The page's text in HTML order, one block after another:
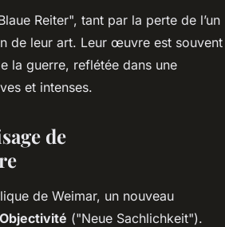
Reiter", tant par la perte de l’un
de leur art. Leur œuvre est souvent
la guerre, reflétée dans une
et intenses.
de
de Weimar, un nouveau
("Neue Sachlichkeit").